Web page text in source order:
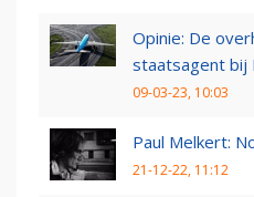
Opinie: De
staatsagent bij
09-03-23, 10:03
Paul Melkert:
21-12-22, 11:12